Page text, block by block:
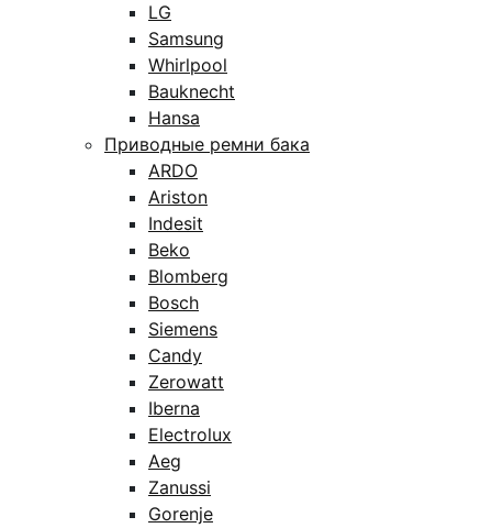
LG
Samsung
Whirlpool
Bauknecht
Hansa
Приводные ремни бака
ARDO
Ariston
Indesit
Beko
Blomberg
Bosch
Siemens
Candy
Zerowatt
Iberna
Electrolux
Aeg
Zanussi
Gorenje